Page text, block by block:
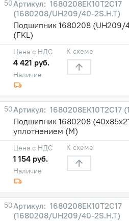
50
1680208ЕК10Т2С17
(1680208/UH209/40-2S.H.T)
Подшипник 1680208 (UH209/
(FKL)
Наличие
Цена с НДС
4 421 руб.
К схеме
50
1680208ЕК10Т2С17
Подшипник 1680208
уплотнением (М)
Наличие
Цена с НДС
1 154 руб.
К схеме
50
1680208ЕК10Т2С17
(1680208/UH209/40-2S.H.T)